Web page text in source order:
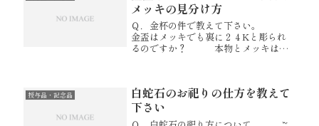
メッキの見分け方
Ｑ．金杯の件で教えて下さい。
金盃はメッキでも裏に２４Kと彫られ
るのですか？ 本物とメッキはど
この「GP」が金メッキという意味...
授与品・記念品
白蛇石のお祀りの仕方を教えて
下さい